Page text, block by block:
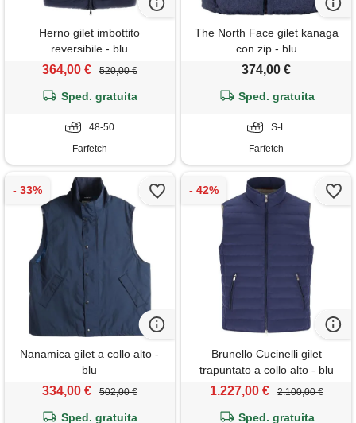
Herno gilet imbottito
reversibile - blu
364,00 € 520,00 €
Sped. gratuita
48-50
Farfetch
The North Face gilet kanaga
con zip - blu
374,00 €
Sped. gratuita
S-L
Farfetch
Nanamica gilet a collo alto -
blu
334,00 € 502,00 €
Sped. gratuita
Brunello Cucinelli gilet
trapuntato a collo alto - blu
1.227,00 € 2.100,00 €
Sped. gratuita